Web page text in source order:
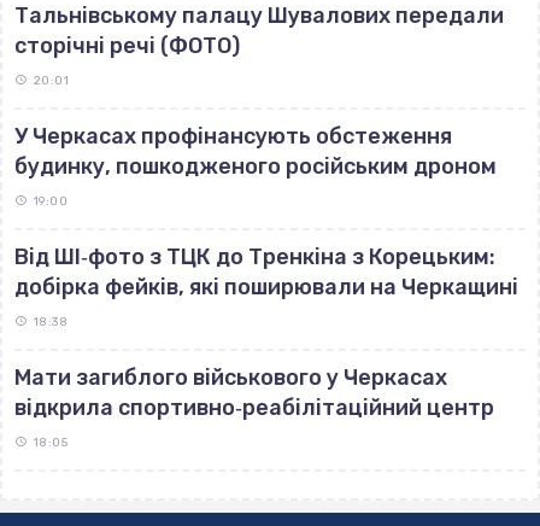
Тальнівському палацу Шувалових передали
сторічні речі (ФОТО)
20:01
У Черкасах профінансують обстеження
будинку, пошкодженого російським дроном
19:00
Від ШІ‐фото з ТЦК до Тренкіна з Корецьким:
добірка фейків, які поширювали на Черкащині
18:38
Мати загиблого військового у Черкасах
відкрила спортивно‐реабілітаційний центр
18:05